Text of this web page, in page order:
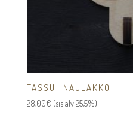
TASSU -NAULAKKO
28,00€ (sis alv 25,5%)